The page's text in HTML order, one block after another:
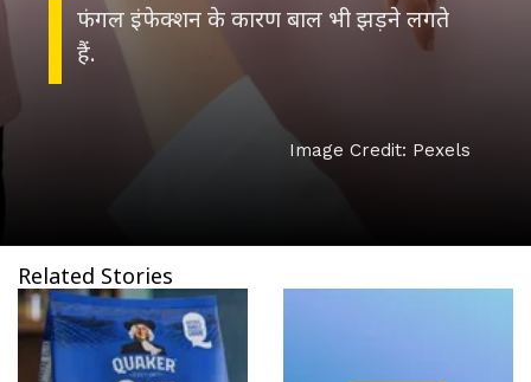
फंगल इंफेक्शन के कारण बाल भी झड़ने लगते
हैं.
Image Credit: Pexels
Related Stories